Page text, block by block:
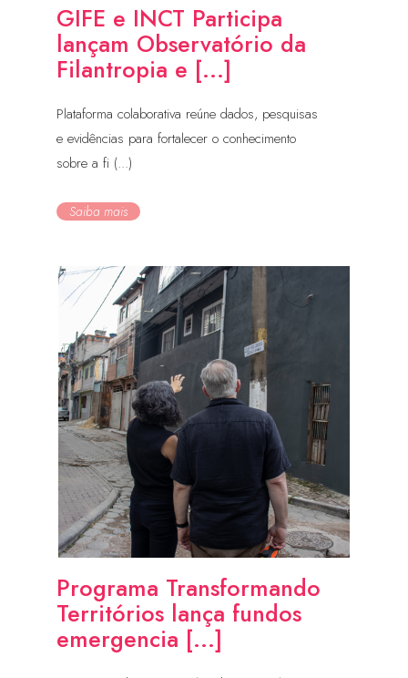
GIFE e INCT Participa
lançam Observatório da
Filantropia e [...]
Plataforma colaborativa reúne dados, pesquisas
e evidências para fortalecer o conhecimento
sobre a fi (...)
Saiba mais
Programa Transformando
Territórios lança fundos
emergencia [...]